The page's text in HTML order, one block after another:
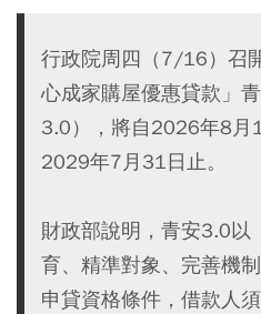
行政院周四（7/16）召
心成家購屋優惠貸款」
3.0），將自2026年8月
2029年7月31日止。
財政部說明，青安3.0以
育、精準對象、完善機
申貸資格條件，借款人